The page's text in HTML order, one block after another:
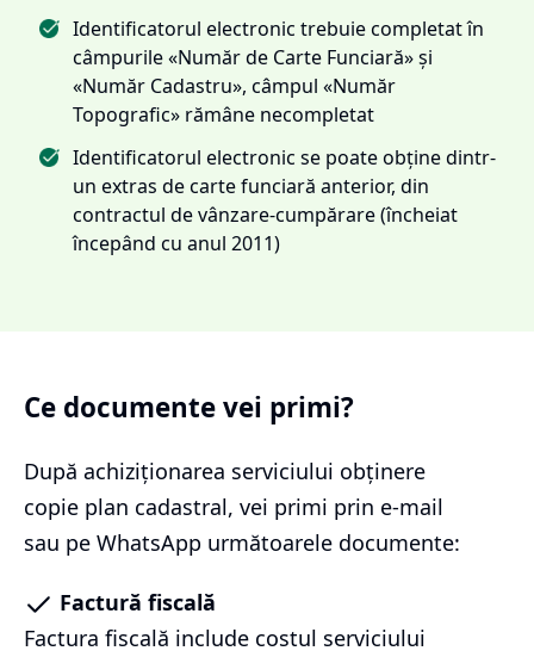
Identificatorul electronic trebuie completat în
câmpurile «Număr de Carte Funciară» și
«Număr Cadastru», câmpul «Număr
Topografic» rămâne necompletat
Identificatorul electronic se poate obține dintr-
un extras de carte funciară anterior, din
contractul de vânzare-cumpărare (încheiat
începând cu anul 2011)
Ce documente vei primi?
După achiziționarea serviciului obținere
copie plan cadastral, vei primi prin e-mail
sau pe WhatsApp următoarele documente:
Factură fiscală
Factura fiscală include costul serviciului